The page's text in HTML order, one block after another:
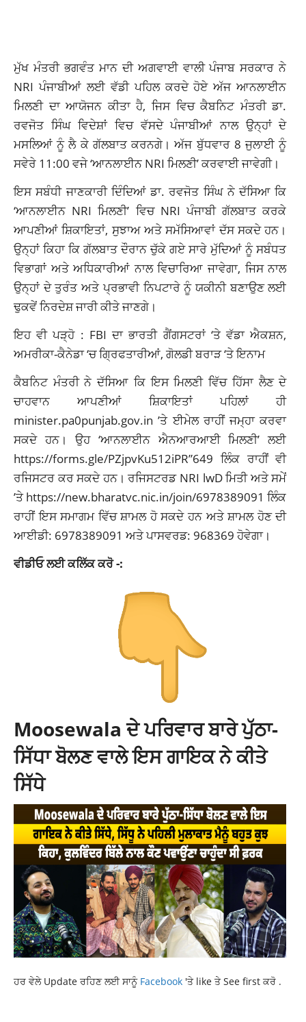
ਮੁੱਖ ਮੰਤਰੀ ਭਗਵੰਤ ਮਾਨ ਦੀ ਅਗਵਾਈ ਵਾਲੀ ਪੰਜਾਬ ਸਰਕਾਰ ਨੇ
NRI ਪੰਜਾਬੀਆਂ ਲਈ ਵੱਡੀ ਪਹਿਲ ਕਰਦੇ ਹੋਏ ਅੱਜ ਆਨਲਾਈਨ
ਮਿਲਣੀ ਦਾ ਆਯੋਜਨ ਕੀਤਾ ਹੈ, ਜਿਸ ਵਿਚ ਕੈਬਨਿਟ ਮੰਤਰੀ ਡਾ.
ਰਵਜੋਤ ਸਿੰਘ ਵਿਦੇਸ਼ਾਂ ਵਿਚ ਵੱਸਦੇ ਪੰਜਾਬੀਆਂ ਨਾਲ ਉਨ੍ਹਾਂ ਦੇ
ਮਸਲਿਆਂ ਨੂੰ ਲੈ ਕੇ ਗੱਲਬਾਤ ਕਰਨਗੇ। ਅੱਜ ਬੁੱਧਵਾਰ 8 ਜੁਲਾਈ ਨੂੰ
ਸਵੇਰੇ 11:00 ਵਜੇ ‘ਆਨਲਾਈਨ NRI ਮਿਲਣੀ’ ਕਰਵਾਈ ਜਾਵੇਗੀ।
ਇਸ ਸਬੰਧੀ ਜਾਣਕਾਰੀ ਦਿੰਦਿਆਂ ਡਾ. ਰਵਜੋਤ ਸਿੰਘ ਨੇ ਦੱਸਿਆ ਕਿ
‘ਆਨਲਾਈਨ NRI ਮਿਲਣੀ’ ਵਿਚ NRI ਪੰਜਾਬੀ ਗੱਲਬਾਤ ਕਰਕੇ
ਆਪਣੀਆਂ ਸ਼ਿਕਾਇਤਾਂ, ਸੁਝਾਅ ਅਤੇ ਸਮੱਸਿਆਵਾਂ ਦੱਸ ਸਕਦੇ ਹਨ।
ਉਨ੍ਹਾਂ ਕਿਹਾ ਕਿ ਗੱਲਬਾਤ ਦੌਰਾਨ ਚੁੱਕੇ ਗਏ ਸਾਰੇ ਮੁੱਦਿਆਂ ਨੂੰ ਸਬੰਧਤ
ਵਿਭਾਗਾਂ ਅਤੇ ਅਧਿਕਾਰੀਆਂ ਨਾਲ ਵਿਚਾਰਿਆ ਜਾਵੇਗਾ, ਜਿਸ ਨਾਲ
ਉਨ੍ਹਾਂ ਦੇ ਤੁਰੰਤ ਅਤੇ ਪ੍ਰਭਾਵੀ ਨਿਪਟਾਰੇ ਨੂੰ ਯਕੀਨੀ ਬਣਾਉਣ ਲਈ
ਢੁਕਵੇਂ ਨਿਰਦੇਸ਼ ਜਾਰੀ ਕੀਤੇ ਜਾਣਗੇ।
ਇਹ ਵੀ ਪੜ੍ਹੋ : FBI ਦਾ ਭਾਰਤੀ ਗੈਂਗਸਟਰਾਂ ‘ਤੇ ਵੱਡਾ ਐਕਸ਼ਨ,
ਅਮਰੀਕਾ-ਕੈਨੇਡਾ ‘ਚ ਗ੍ਰਿਫਤਾਰੀਆਂ, ਗੋਲਡੀ ਬਰਾੜ ‘ਤੇ ਇਨਾਮ
ਕੈਬਨਿਟ ਮੰਤਰੀ ਨੇ ਦੱਸਿਆ ਕਿ ਇਸ ਮਿਲਣੀ ਵਿੱਚ ਹਿੱਸਾ ਲੈਣ ਦੇ
ਚਾਹਵਾਨ ਆਪਣੀਆਂ ਸ਼ਿਕਾਇਤਾਂ ਪਹਿਲਾਂ ਹੀ
minister.pa0punjab.gov.in ’ਤੇ ਈਮੇਲ ਰਾਹੀਂ ਜਮ੍ਹਾ ਕਰਵਾ
ਸਕਦੇ ਹਨ। ਉਹ ‘ਆਨਲਾਈਨ ਐਨਆਰਆਈ ਮਿਲਣੀ’ ਲਈ
https://forms.gle/PZjpvKu512iPR”649 ਲਿੰਕ ਰਾਹੀਂ ਵੀ
ਰਜਿਸਟਰ ਕਰ ਸਕਦੇ ਹਨ। ਰਜਿਸਟਰਡ NRI lwD ਮਿਤੀ ਅਤੇ ਸਮੇਂ
’ਤੇ https://new.bharatvc.nic.in/join/6978389091 ਲਿੰਕ
ਰਾਹੀਂ ਇਸ ਸਮਾਗਮ ਵਿੱਚ ਸ਼ਾਮਲ ਹੋ ਸਕਦੇ ਹਨ ਅਤੇ ਸ਼ਾਮਲ ਹੋਣ ਦੀ
ਆਈਡੀ: 6978389091 ਅਤੇ ਪਾਸਵਰਡ: 968369 ਹੋਵੇਗਾ।
ਵੀਡੀਓ ਲਈ ਕਲਿੱਕ ਕਰੋ -:
Moosewala ਦੇ ਪਰਿਵਾਰ ਬਾਰੇ ਪੁੱਠਾ-
ਸਿੱਧਾ ਬੋਲਣ ਵਾਲੇ ਇਸ ਗਾਇਕ ਨੇ ਕੀਤੇ
ਸਿੱਧੇ
ਹਰ ਵੇਲੇ Update ਰਹਿਣ ਲਈ ਸਾਨੂੰ Facebook 'ਤੇ like ਤੇ See first ਕਰੋ .